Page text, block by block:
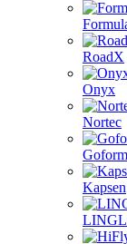
RoadX
Onyx
Nortec
Goform
Kapsen